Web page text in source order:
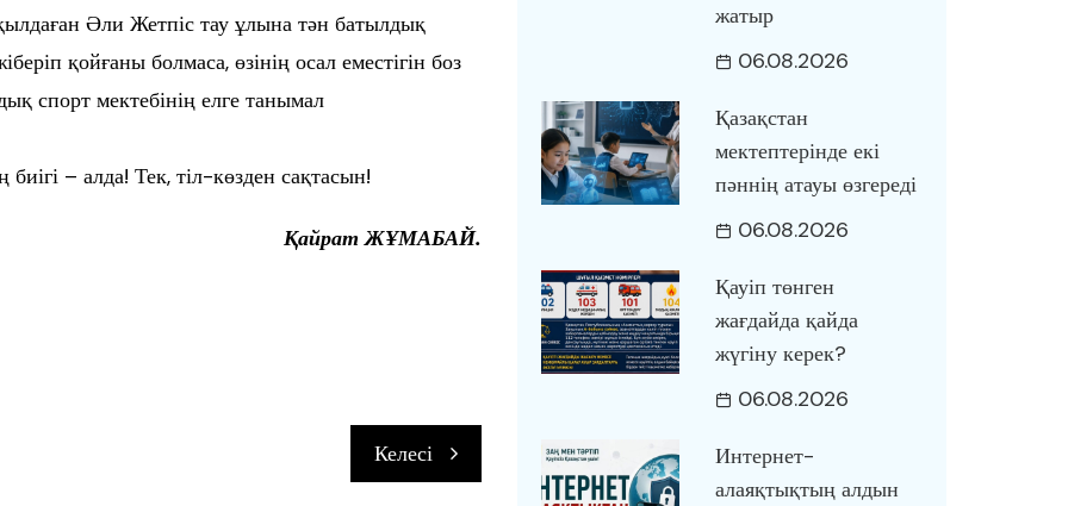
Әли Жетпіс тау ұлына тән батылдық
қойғаны болмаса, өзінің осал еместігін боз
спорт мектебінің елге танымал
– алда! Тек, тіл-көзден сақтасын!
Қайрат ЖҰМАБАЙ.
Келесі
жатыр
06.08.2026
Қазақстан
мектептерінде екі
пәннің атауы өзгереді
06.08.2026
Қауіп төнген
жағдайда қайда
жүгіну керек?
06.08.2026
Интернет-
алаяқтықтың алдын